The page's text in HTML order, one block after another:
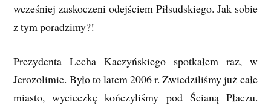
wcześniej zaskoczeni odejściem Piłsudskiego. Jak sobie
z tym poradzimy?!
Prezydenta Lecha Kaczyńskiego spotkałem raz, w
Jerozolimie. Było to latem 2006 r. Zwiedziliśmy już całe
miasto, wycieczkę kończyliśmy pod Ścianą Płaczu.